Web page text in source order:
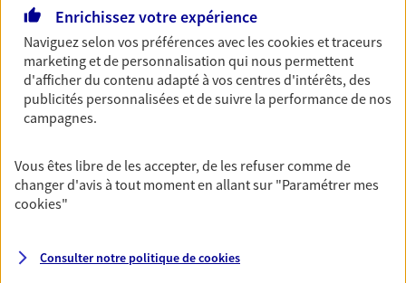
Découvrir l'offre Garantie Accidents de la Vie
OBTENIR UN TARIF EN LIGNE
Multirisque Entreprise
assurance multirisque entreprise. Un contrat
unique pour protéger vos locaux, matériels pro,
équipements et stocks… sans oublier votre
Découvrir l'offre Multirisque Entreprise
Enrichissez votre expérience
Naviguez selon vos préférences avec lescookies et traceurs
marketing et de personnalisation qui nous permettent
d'afficher du contenu adapté à vos centres d'intérêts, des
publicités personnalisées et de suivre la performance de nos
campagnes.
Vous êtes libre de les accepter, de les refuser comme de
changer d'avis à tout moment en allant sur "Paramétrer mes
cookies"
Consulter notre politique decookies